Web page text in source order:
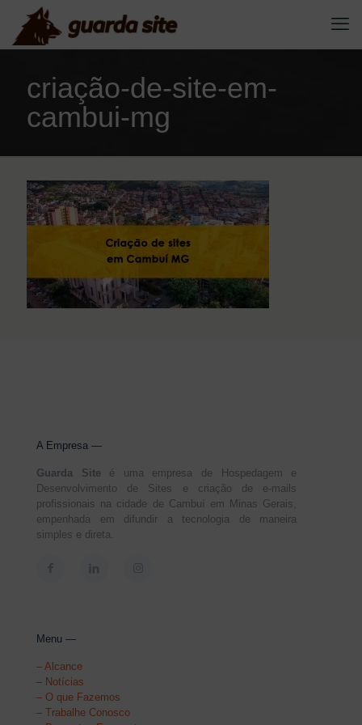
criação-de-site-em-
cambui-mg
A Empresa —
Guarda Site é uma empresa de Hospedagem e
Desenvolvimento de Sites e criação de e-mails
profissionais na cidade de Cambuí em Minas Gerais,
empenhada em difundir a tecnologia de maneira
simples e direta.
Menu —
– Alcance
– Notícias
– O que Fazemos
– Trabalhe Conosco